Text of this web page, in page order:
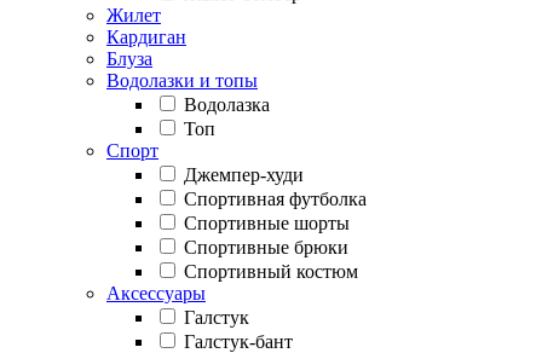
Жилет
Кардиган
Блуза
Водолазки и топы
Водолазка
Топ
Спорт
Джемпер-худи
Спортивная футболка
Спортивные шорты
Спортивные брюки
Спортивный костюм
Аксессуары
Галстук
Галстук-бант